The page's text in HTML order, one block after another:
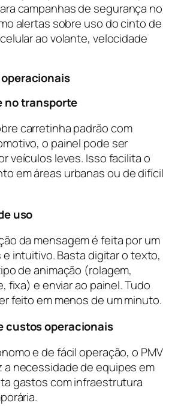
campanhas de segurança no
alertas sobre uso do cinto de
ao volante, velocidade
no transporte
carretinha padrão com
o painel pode ser
veículos leves. Isso facilita o
em áreas urbanas ou de difícil
uso
da mensagem é feita por um
intuitivo. Basta digitar o texto,
de animação (rolagem,
fixa) e enviar ao painel. Tudo
feito em menos de um minuto.
custos operacionais
e de fácil operação, o PMV
a necessidade de equipes em
gastos com infraestrutura